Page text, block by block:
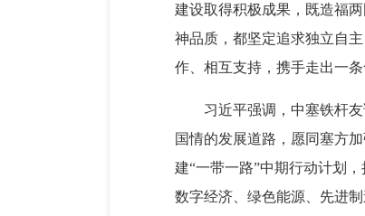
建设取得积极成果，既造福
神品质，都坚定追求独立自
作、相互支持，携手走出一
习近平强调，中塞铁杆
国情的发展道路，愿同塞方
建“一带一路”中期行动计划
数字经济、绿色能源、先进